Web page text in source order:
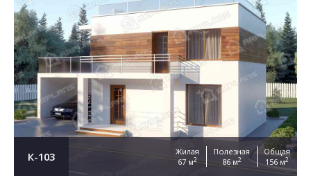
К-103
Жилая
67 м2
Полезная
86 м2
Общая
156 м2